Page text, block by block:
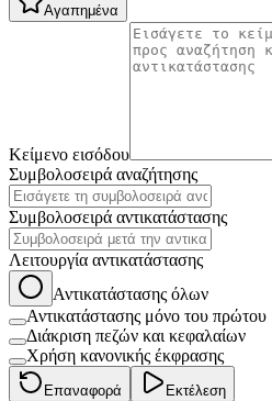
Αγαπημένα
Κείμενο εισόδου
Συμβολοσειρά αναζήτησης
Συμβολοσειρά αντικατάστασης
Λειτουργία αντικατάστασης
Αντικατάστασης όλων
Αντικατάστασης μόνο του πρώτου
Διάκριση πεζών και κεφαλαίων
Χρήση κανονικής έκφρασης
Επαναφορά Εκτέλεση